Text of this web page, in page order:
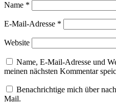
Name *
E-Mail-Adresse *
Website
Name, E-Mail-Adresse und
meinen nächsten Kommentar
Benachrichtige mich über
Mail.